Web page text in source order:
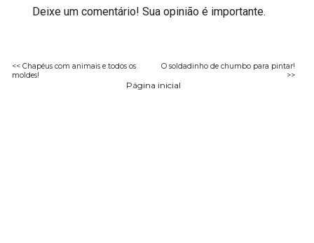
Deixe um comentário! Sua opinião é importante.
<< Chapéus com animais e todos os
moldes!
O soldadinho de chumbo para pintar!
>>
Página inicial